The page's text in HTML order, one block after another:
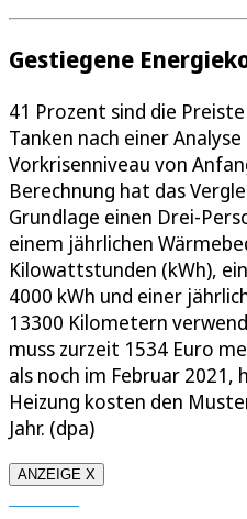
Gestiegene
41 Prozent sind die
Tanken nach einer
Vorkrisenniveau von
Berechnung hat das
Grundlage einen Drei-
einem jährlichen
Kilowattstunden (kWh),
4000 kWh und einer
13300 Kilometern
muss zurzeit 1534 Euro
als noch im Februar 2021,
Heizung kosten den
Jahr. (dpa)
ANZEIGE X